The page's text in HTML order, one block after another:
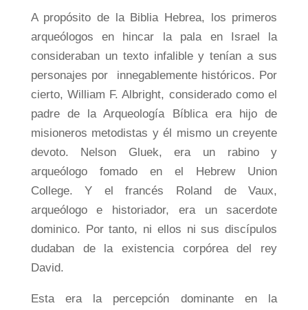
A propósito de la Biblia Hebrea, los primeros
arqueólogos en hincar la pala en Israel la
consideraban un texto infalible y tenían a sus
personajes por innegablemente históricos. Por
cierto, William F. Albright, considerado como el
padre de la Arqueología Bíblica era hijo de
misioneros metodistas y él mismo un creyente
devoto. Nelson Gluek, era un rabino y
arqueólogo fomado en el Hebrew Union
College. Y el francés Roland de Vaux,
arqueólogo e historiador, era un sacerdote
dominico. Por tanto, ni ellos ni sus discípulos
dudaban de la existencia corpórea del rey
David.
Esta era la percepción dominante en la